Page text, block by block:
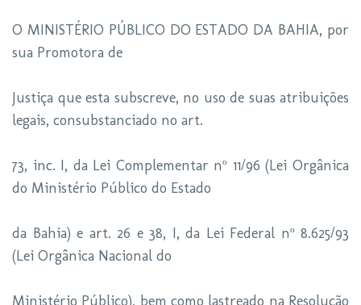
O MINISTÉRIO PÚBLICO DO ESTADO DA BAHIA, por
sua Promotora de
Justiça que esta subscreve, no uso de suas atribuições
legais, consubstanciado no art.
73, inc. I, da Lei Complementar nº 11/96 (Lei Orgânica
do Ministério Público do Estado
da Bahia) e art. 26 e 38, I, da Lei Federal nº 8.625/93
(Lei Orgânica Nacional do
Ministério Público), bem como lastreado na Resolução